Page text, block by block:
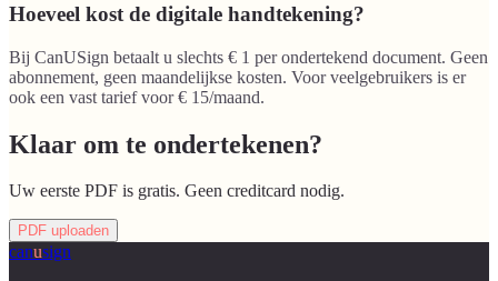
Hoeveel kost de digitale handtekening?
Bij CanUSign betaalt u slechts € 1 per ondertekend document. Geen
abonnement, geen maandelijkse kosten. Voor veelgebruikers is er
ook een vast tarief voor € 15/maand.
Klaar om te ondertekenen?
Uw eerste PDF is gratis. Geen creditcard nodig.
PDF uploaden
canusign